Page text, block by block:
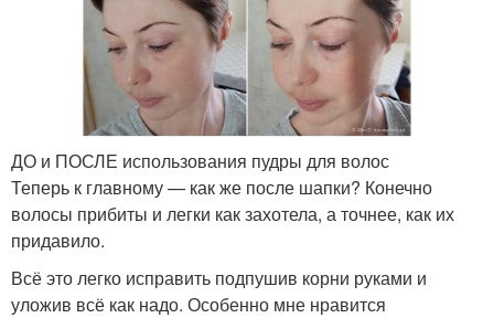
ДО и ПОСЛЕ использования пудры для волос
Теперь к главному — как же после шапки? Конечно
волосы прибиты и легки как захотела, а точнее, как их
придавило.
Всё это легко исправить подпушив корни руками и
уложив всё как надо. Особенно мне нравится